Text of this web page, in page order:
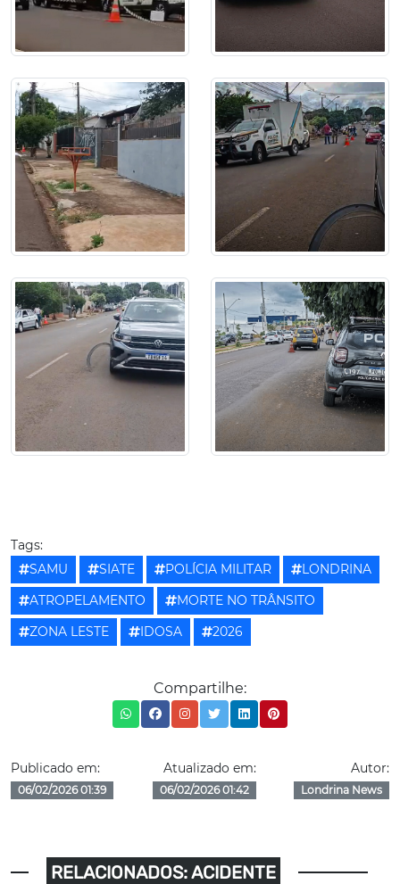
Tags:
SAMU
SIATE POLÍCIA MILITAR
LONDRINA
ATROPELAMENTO
MORTE NO TRÂNSITO
ZONA LESTE
IDOSA 2026
Compartilhe:
Publicado em:
06/02/2026 01:39
Atualizado em:
06/02/2026 01:42
Autor:
Londrina News
RELACIONADOS: ACIDENTE